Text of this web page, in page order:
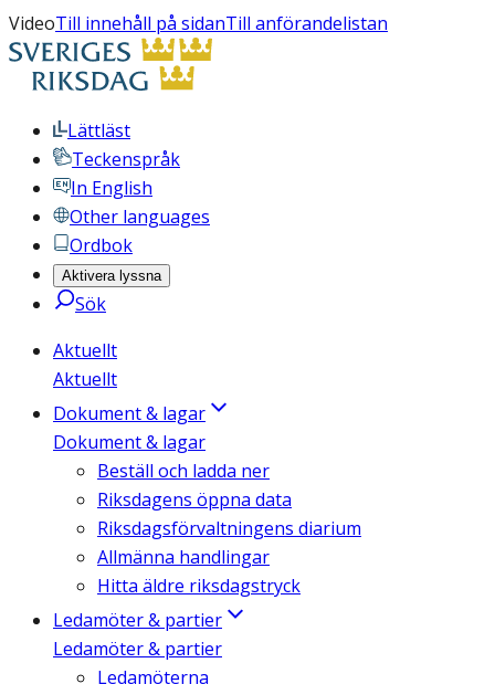
VideoTill innehåll på sidanTill anförandelistan
Lättläst
Teckenspråk
In English
Other languages
Ordbok
Aktivera lyssna
Sök
Aktuellt
Aktuellt
Dokument & lagar
Dokument & lagar
Beställ och ladda ner
Riksdagens öppna data
Riksdagsförvaltningens diarium
Allmänna handlingar
Hitta äldre riksdagstryck
Ledamöter & partier
Ledamöter & partier
Ledamöterna